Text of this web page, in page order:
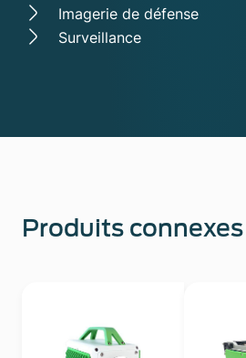
Imagerie de défense
Surveillance
Produits connexes